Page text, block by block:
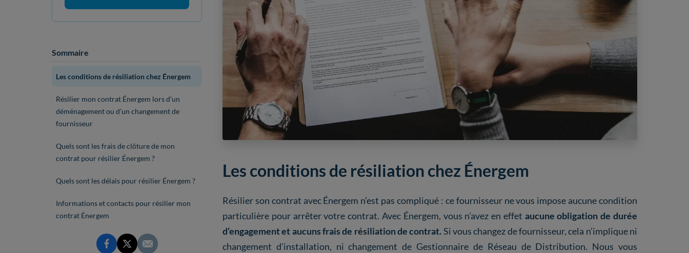
Sommaire
Les conditions de résiliation chez Énergem
Résilier mon contrat Énergem lors d’un
déménagement ou d’un changement de
fournisseur
Quels sont les frais de clôture de mon
contrat pour résilier Énergem ?
Quels sont les délais pour résilier Énergem ?
Informations et contacts pour résilier mon
contrat Énergem
Les conditions de résiliation chez Énergem
Résilier son contrat avec Énergem n’est pas compliqué : ce fournisseur ne vous impose aucune condition
particulière pour arrêter votre contrat. Avec Énergem, vous n’avez en effet aucune obligation de durée
d’engagement et aucuns frais de résiliation de contrat.Si vous changez de fournisseur, cela n’implique ni
changement d’installation, ni changement de Gestionnaire de Réseau de Distribution. Nous vous